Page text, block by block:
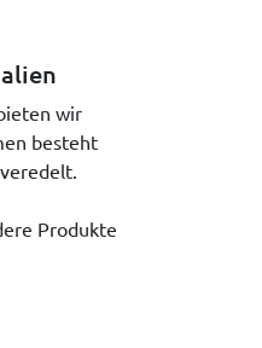
wir
besteht
Produkte